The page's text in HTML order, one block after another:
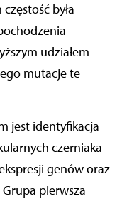
była
udziałem
mutacje te
jest identyfikacja
czerniaka
genów oraz
pierwsza